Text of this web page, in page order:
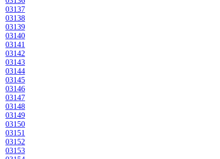
03137
03138
03139
03140
03141
03142
03143
03144
03145
03146
03147
03148
03149
03150
03151
03152
03153